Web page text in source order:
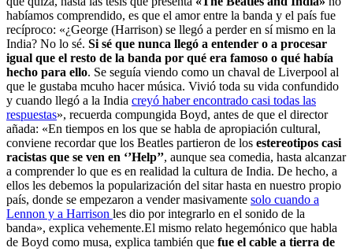
habíamos comprendido, es que el amor entre la banda y el país fue
recíproco: «¿George (Harrison) se llegó a perder en sí mismo en la
India? No lo sé. Si sé que nunca llegó a entender o a procesar
igual que el resto de la banda por qué era famoso o qué había
hecho para ello. Se seguía viendo como un chaval de Liverpool al
que le gustaba mcuho hacer música. Vivió toda su vida confundido
y cuando llegó a la India creyó haber encontrado casi todas las
respuestas», recuerda compungida Boyd, antes de que el director
añada: «En tiempos en los que se habla de apropiación cultural,
conviene recordar que los Beatles partieron de los estereotipos casi
racistas que se ven en ‘’Help’’, aunque sea comedia, hasta alcanzar
a comprender lo que es en realidad la cultura de India. De hecho, a
ellos les debemos la popularización del sitar hasta en nuestro propio
país, donde se empezaron a vender masivamente solo cuando a
Lennon y a Harrison les dio por integrarlo en el sonido de la
banda», explica vehemente.El mismo relato hegemónico que habla
de Boyd como musa, explica también que fue el cable a tierra de